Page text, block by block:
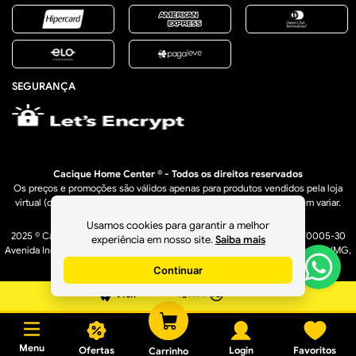
Menu Ofertas Carrinho Login Favoritos
Usamos cookies para garantir a melhor
experiência em nosso site. Saiba mais
Continuar
SEGURANÇA
Cacique Home Center ® - Todos os direitos reservados
Os preços e promoções são válidos apenas para produtos vendidos pela loja
virtual (caciquehomecenter.com.br). Os preços de lojas físicas podem variar.
2025 © Cacique Home Center Casa e Construção LTDA - 16.950.529/0005-30
Avenida Industrial, 1636 A – Bairro Distrito Industrial - Governador Valadares/MG,
CEP: 35040-610